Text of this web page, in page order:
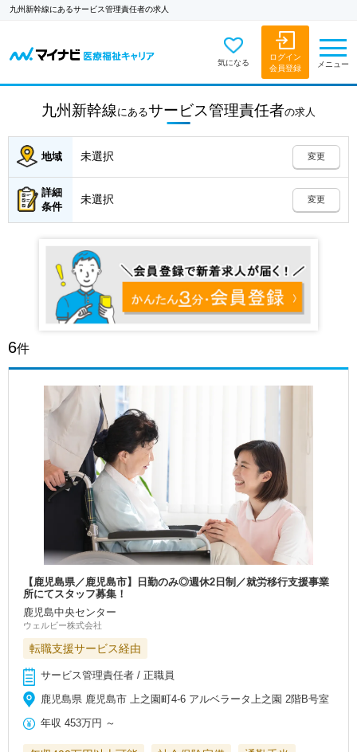
九州新幹線にあるサービス管理責任者の求人
気になる
ログイン
会員登録
メニュー
九州新幹線 にあるサービス管理責任者の求人
地域 未選択 変更
詳細
条件
未選択 変更
6件
【鹿児島県／鹿児島市】日勤のみ◎週休2日制／就労移行支援事業
所にてスタッフ募集！
鹿児島中央センター
ウェルビー株式会社
転職支援サービス経由
サービス管理責任者 / 正職員
鹿児島県 鹿児島市 上之園町4-6 アルベラータ上之園 2階B号室
年収 453万円 ～